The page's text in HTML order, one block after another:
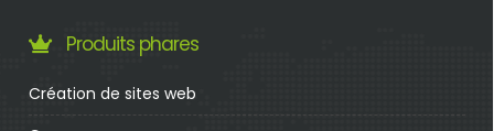
Produits phares
Création de sites web